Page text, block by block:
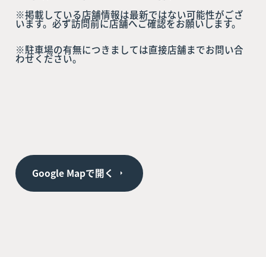
※掲載している店舗情報は最新ではない可能性がござ
います。必ず訪問前に店舗へご確認をお願いします。
※駐車場の有無につきましては直接店舗までお問い合
わせください。
Google Mapで開く